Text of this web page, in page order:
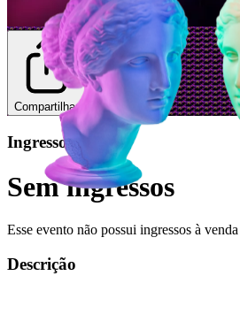
Compartilhar
Ingressos
Sem ingressos
Esse evento não possui ingressos à venda
Descrição